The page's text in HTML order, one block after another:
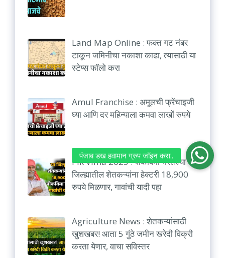
Land Map Online : फक्त गट नंबर
टाकून जमिनीचा नकाशा काढा, त्यासाठी या
स्टेप्स फॉलो करा
Amul Franchise : अमूलची फ्रेंचाइजी
घ्या आणि दर महिन्याला कमवा लाखों रुपये
Pik Vima 2023 : पीकविमा भरलेल्या या
जिल्ह्यातील शेतकऱ्यांना हेक्टरी 18,900
रुपये मिळणार, गावांची यादी पहा
Agriculture News : शेतकऱ्यांसाठी
खुशखबर! आता 5 गुंठे जमीन खरेदी विक्री
करता येणार, वाचा सविस्तर